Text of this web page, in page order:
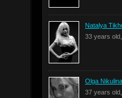
Natalya
33 years
Olga Nikulina
37 years